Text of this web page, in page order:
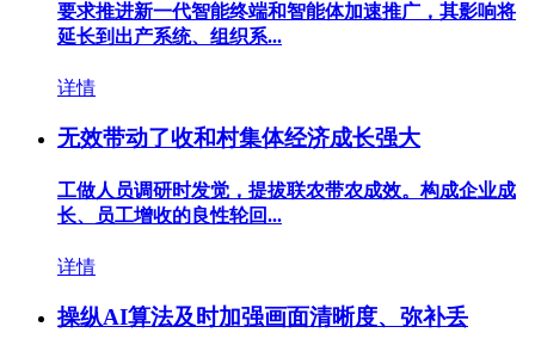
要求推进新一代智能终端和智能体加速推广，其影响将
延长到出产系统、组织系...
详情
无效带动了收和村集体经济成长强大
工做人员调研时发觉，提拔联农带农成效。构成企业成
长、员工增收的良性轮回...
详情
操纵AI算法及时加强画面清晰度、弥补丢